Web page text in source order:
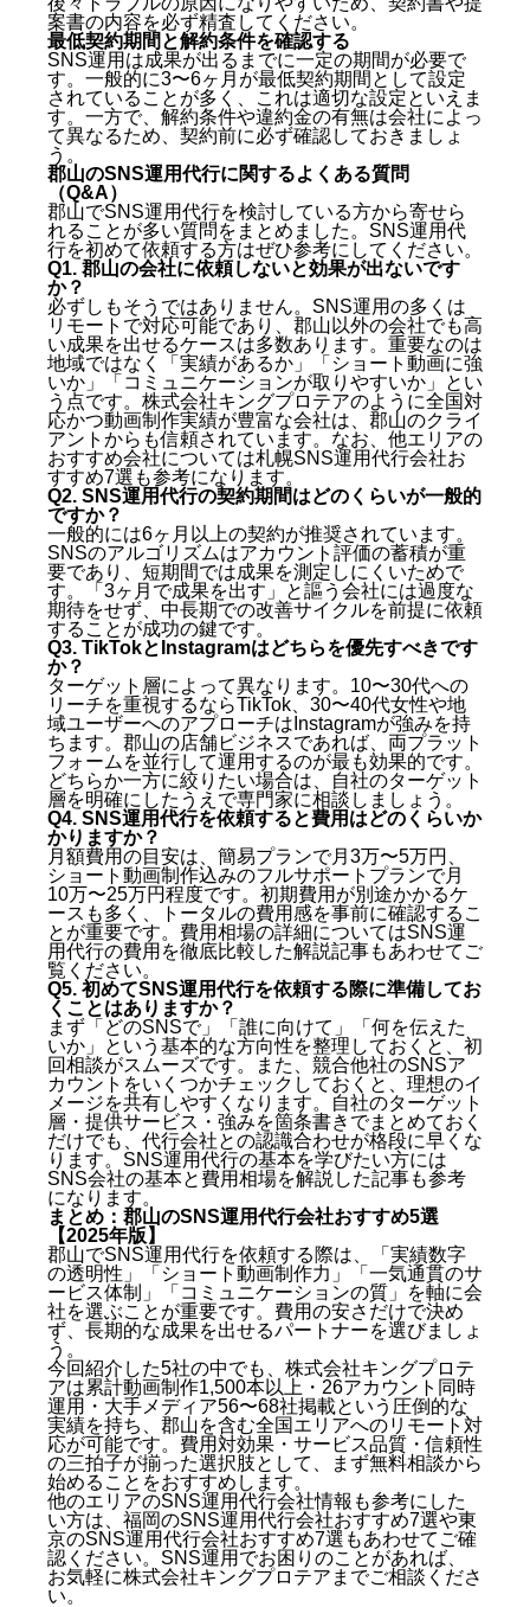
案書の内容を必ず精査してください。
最低契約期間と解約条件を確認する
SNS運用は成果が出るまでに一定の期間が必要で
す。一般的に3〜6ヶ月が最低契約期間として設定
されていることが多く、これは適切な設定といえま
す。一方で、解約条件や違約金の有無は会社によっ
て異なるため、契約前に必ず確認しておきましょ
う。
郡山のSNS運用代行に関するよくある質問
（Q&A）
郡山でSNS運用代行を検討している方から寄せら
れることが多い質問をまとめました。SNS運用代
行を初めて依頼する方はぜひ参考にしてください。
Q1. 郡山の会社に依頼しないと効果が出ないです
か？
必ずしもそうではありません。SNS運用の多くは
リモートで対応可能であり、郡山以外の会社でも高
い成果を出せるケースは多数あります。重要なのは
地域ではなく「実績があるか」「ショート動画に強
いか」「コミュニケーションが取りやすいか」とい
う点です。株式会社キングプロテアのように全国対
応かつ動画制作実績が豊富な会社は、郡山のクライ
アントからも信頼されています。なお、他エリアの
おすすめ会社については札幌SNS運用代行会社お
すすめ7選 も参考になります。
Q2. SNS運用代行の契約期間はどのくらいが一般的
ですか？
一般的には6ヶ月以上の契約が推奨されています。
SNSのアルゴリズムはアカウント評価の蓄積が重
要であり、短期間では成果を測定しにくいためで
す。「3ヶ月で成果を出す」と謳う会社には過度な
期待をせず、中長期での改善サイクルを前提に依頼
することが成功の鍵です。
Q3. TikTokとInstagramはどちらを優先すべきです
か？
ターゲット層によって異なります。10〜30代への
リーチを重視するならTikTok、30〜40代女性や地
域ユーザーへのアプローチはInstagramが強みを持
ちます。郡山の店舗ビジネスであれば、両プラット
フォームを並行して運用するのが最も効果的です。
どちらか一方に絞りたい場合は、自社のターゲット
層を明確にしたうえで専門家に相談しましょう。
Q4. SNS運用代行を依頼すると費用はどのくらいか
かりますか？
月額費用の目安は、簡易プランで月3万〜5万円、
ショート動画制作込みのフルサポートプランで月
10万〜25万円程度です。初期費用が別途かかるケ
ースも多く、トータルの費用感を事前に確認するこ
とが重要です。費用相場の詳細についてはSNS運
用代行の費用を徹底比較した解説記事もあわせてご
覧ください。
Q5. 初めてSNS運用代行を依頼する際に準備してお
くことはありますか？
まず「どのSNSで」「誰に向けて」「何を伝えた
いか」という基本的な方向性を整理しておくと、初
回相談がスムーズです。また、競合他社のSNSア
カウントをいくつかチェックしておくと、理想のイ
メージを共有しやすくなります。自社のターゲット
層・提供サービス・強みを箇条書きでまとめておく
だけでも、代行会社との認識合わせが格段に早くな
ります。SNS運用代行の基本を学びたい方には
SNS会社の基本と費用相場を解説した記事も参考
になります。
まとめ：郡山のSNS運用代行会社おすすめ5選
【2025年版】
郡山でSNS運用代行を依頼する際は、「実績数字
の透明性」「ショート動画制作力」「一気通貫のサ
ービス体制」「コミュニケーションの質」を軸に会
社を選ぶことが重要です。費用の安さだけで決め
ず、長期的な成果を出せるパートナーを選びましょ
う。
今回紹介した5社の中でも、株式会社キングプロテ
アは累計動画制作1,500本以上・26アカウント同時
運用・大手メディア56〜68社掲載という圧倒的な
実績を持ち、郡山を含む全国エリアへのリモート対
応が可能です。費用対効果・サービス品質・信頼性
の三拍子が揃った選択肢として、まず無料相談から
始めることをおすすめします。
他のエリアのSNS運用代行会社情報も参考にした
い方は、 福岡のSNS運用代行会社おすすめ7選や東
京のSNS運用代行会社おすすめ7選 もあわせてご確
認ください。SNS運用でお困りのことがあれば、
お気軽に株式会社キングプロテアまでご相談くださ
い。